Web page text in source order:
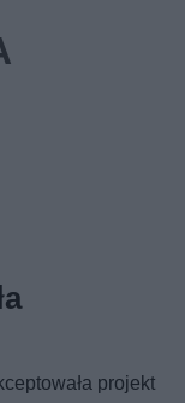
projekt